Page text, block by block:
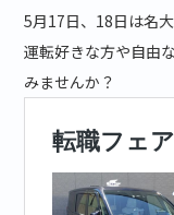
5月17日、18日は名
運転好きな方や自由
みませんか？